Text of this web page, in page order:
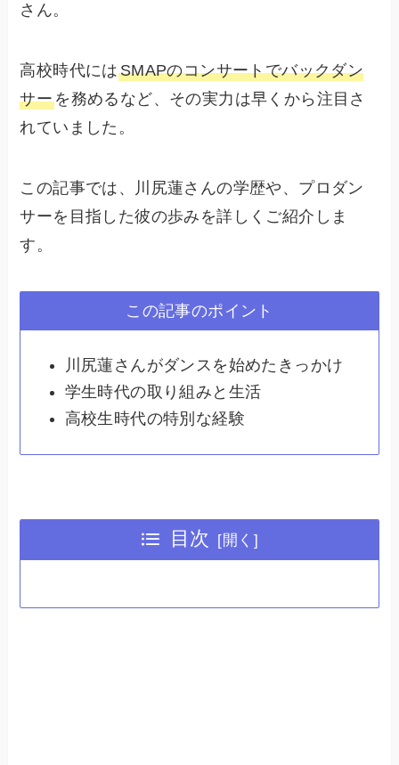
さん。
高校時代にはSMAPのコンサートでバックダン
サーを務めるなど、その実力は早くから注目さ
れていました。
この記事では、川尻蓮さんの学歴や、プロダン
サーを目指した彼の歩みを詳しくご紹介しま
す。
この記事のポイント
川尻蓮さんがダンスを始めたきっかけ
学生時代の取り組みと生活
高校生時代の特別な経験
目次